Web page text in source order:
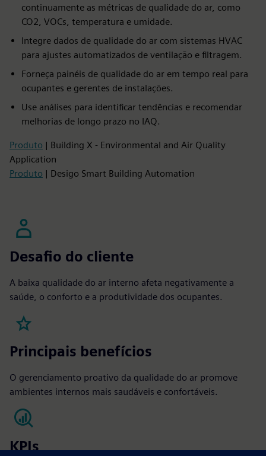
continuamente as métricas de qualidade do ar, como
CO2, VOCs, temperatura e umidade.
Integre dados de qualidade do ar com sistemas HVAC
para ajustes automatizados de ventilação e filtragem.
Forneça painéis de qualidade do ar em tempo real para
ocupantes e gerentes de instalações.
Use análises para identificar tendências e recomendar
melhorias de longo prazo no IAQ.
Produto | Building X - Environmental and Air Quality
Application
Produto | Desigo Smart Building Automation
Desafio do cliente
A baixa qualidade do ar interno afeta negativamente a
saúde, o conforto e a produtividade dos ocupantes.
Principais benefícios
O gerenciamento proativo da qualidade do ar promove
ambientes internos mais saudáveis e confortáveis.
KPIs